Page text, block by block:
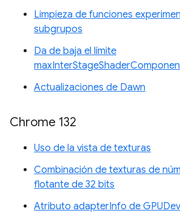
Limpieza de funciones
subgrupos
Da de baja el límite
Actualizaciones de Dawn
Chrome 132
Uso de la vista de texturas
Combinación de texturas de
flotante de 32 bits
Atributo adapterInfo de